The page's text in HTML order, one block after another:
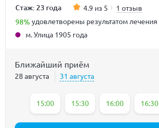
Стаж: 23 года 4.9 из 5 1 отзыв
98% удовлетворены результатом лечения
м. Улица 1905 года
Ближайший приём
28 августа 31 августа
15:00 15:30 16:00 16:30